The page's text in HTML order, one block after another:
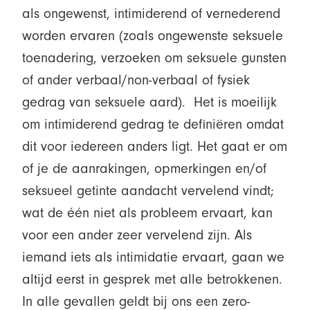
als ongewenst, intimiderend of vernederend
worden ervaren (zoals ongewenste seksuele
toenadering, verzoeken om seksuele gunsten
of ander verbaal/non-verbaal of fysiek
gedrag van seksuele aard). Het is moeilijk
om intimiderend gedrag te definiëren omdat
dit voor iedereen anders ligt. Het gaat er om
of je de aanrakingen, opmerkingen en/of
seksueel getinte aandacht vervelend vindt;
wat de één niet als probleem ervaart, kan
voor een ander zeer vervelend zijn. Als
iemand iets als intimidatie ervaart, gaan we
altijd eerst in gesprek met alle betrokkenen.
In alle gevallen geldt bij ons een zero-